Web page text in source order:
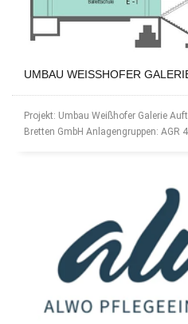
UMBAU WEISSHOFER GALERIE
Projekt: Umbau Weißhofer Galerie
Bretten GmbH Anlagengruppen: AGR